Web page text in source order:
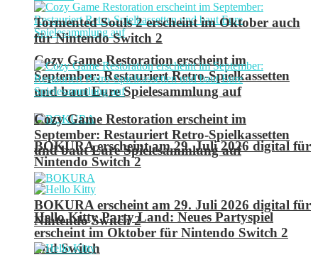
Cozy Game Restoration erscheint im
September: Restauriert Retro-Spielkassetten
und baut Eure Spielesammlung auf
BOKURA erscheint am 29. Juli 2026 digital für
Nintendo Switch 2
Hello Kitty Party Land: Neues Partyspiel
erscheint im Oktober für Nintendo Switch 2
und Switch
Tormented Souls 2 erscheint im Oktober auch
für Nintendo Switch 2
Cozy Game Restoration erscheint im
September: Restauriert Retro-Spielkassetten
und baut Eure Spielesammlung auf
BOKURA erscheint am 29. Juli 2026 digital für
Nintendo Switch 2